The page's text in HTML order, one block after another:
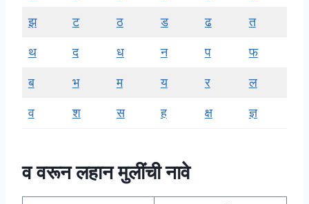
झ ट ठ ड ढ त
थ द ध न प फ
ब भ म य र ल
व श स ह क्ष ज्ञ
व वरून लहान मुलींची नावे